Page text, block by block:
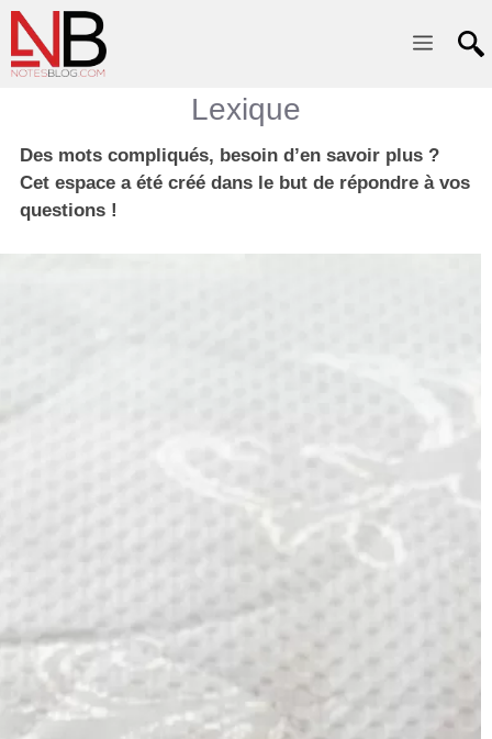
Menu
Lexique
Des mots compliqués, besoin d’en savoir plus ?
Cet espace a été créé dans le but de répondre à vos
questions !